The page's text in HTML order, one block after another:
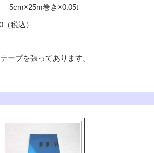
5cm×25m巻き×0.05t
税込）
ープを張ってあります。